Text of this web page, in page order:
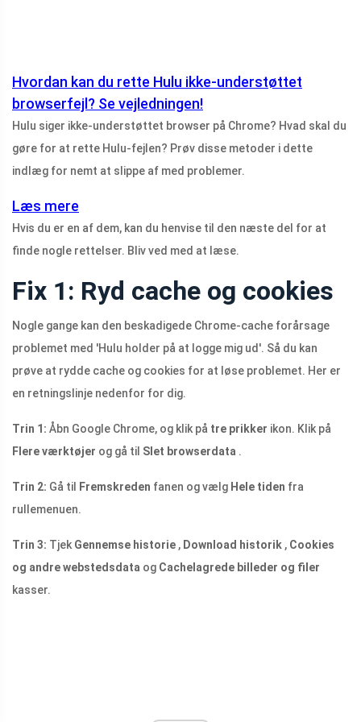
Hvordan kan du rette Hulu ikke-understøttet
browserfejl? Se vejledningen!
Hulu siger ikke-understøttet browser på Chrome? Hvad skal du
gøre for at rette Hulu-fejlen? Prøv disse metoder i dette
indlæg for nemt at slippe af med problemer.
Læs mere
Hvis du er en af ​​dem, kan du henvise til den næste del for at
finde nogle rettelser. Bliv ved med at læse.
Fix 1: Ryd cache og cookies
Nogle gange kan den beskadigede Chrome-cache forårsage
problemet med 'Hulu holder på at logge mig ud'. Så du kan
prøve at rydde cache og cookies for at løse problemet. Her er
en retningslinje nedenfor for dig.
Trin 1: Åbn Google Chrome, og klik på tre prikker ikon. Klik på
Flere værktøjer og gå til Slet browserdata .
Trin 2: Gå til Fremskreden fanen og vælg Hele tiden fra
rullemenuen.
Trin 3: TjekGennemse historie , Download historik , Cookies
og andre webstedsdata og Cachelagrede billeder og filer
kasser.